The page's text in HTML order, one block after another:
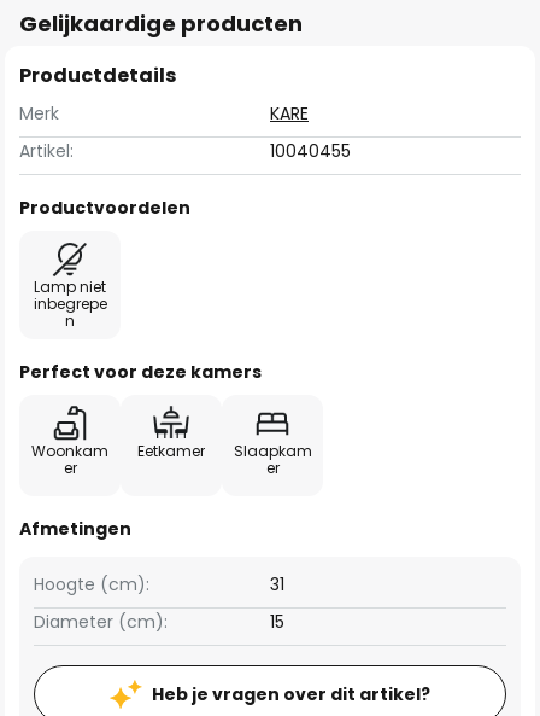
Gelijkaardige producten
Productdetails
Merk
KARE
Artikel:
10040455
Productvoordelen
Lamp niet
inbegrepe
n
Perfect voor deze kamers
Woonkam
er
Eetkamer
Slaapkam
er
Afmetingen
Hoogte (cm):
31
Diameter (cm):
15
Heb je vragen over dit artikel?